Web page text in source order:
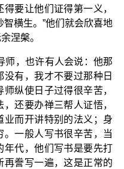
要让他们证得第一义，
智横生。”他们就会欣喜地
涅槃。
师，也许有人会说：他那
有，我才不要过那种日
纵使日子过得很辛苦，
还要办禅三帮人证悟，
业而开讲特别的法义；身
一般人写书很辛苦，当
年代，他们写书是要先打
再誊写一遍，这是正常的